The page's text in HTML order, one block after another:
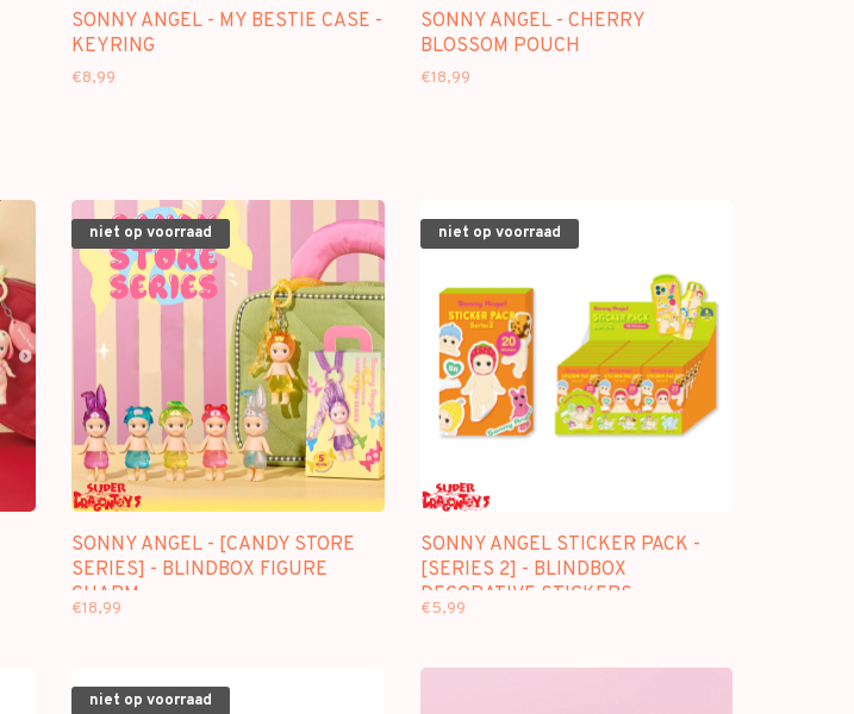
SONNY ANGEL - MY BESTIE CASE -
KEYRING
€8,99
SONNY ANGEL - CHERRY
BLOSSOM POUCH
€18,99
niet op voorraad
SONNY ANGEL - [CANDY STORE
SERIES] - BLINDBOX FIGURE
CHARM
€18,99
niet op voorraad
SONNY ANGEL STICKER PACK -
[SERIES 2] - BLINDBOX
DECORATIVE STICKERS
€5,99
niet op voorraad